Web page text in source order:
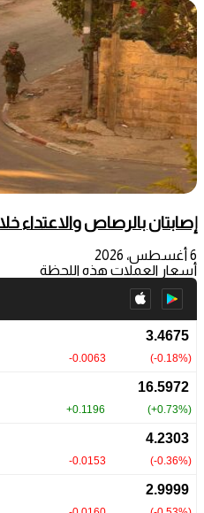
إصابتان بالرصاص والاعتداء
6 أغسطس، 2026
أسعار العملات هذه اللحظة